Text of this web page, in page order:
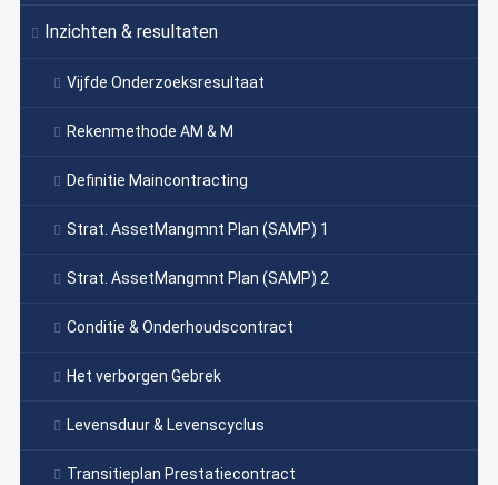
Inzichten & resultaten
Vijfde Onderzoeksresultaat
Rekenmethode AM & M
Definitie Maincontracting
Strat. AssetMangmnt Plan (SAMP) 1
Strat. AssetMangmnt Plan (SAMP) 2
Conditie & Onderhoudscontract
Het verborgen Gebrek
Levensduur & Levenscyclus
Transitieplan Prestatiecontract